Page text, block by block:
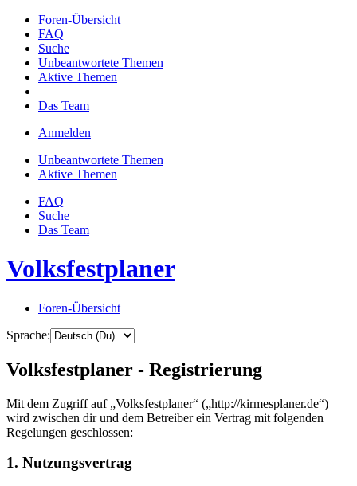
Foren-Übersicht
FAQ
Suche
Unbeantwortete Themen
Aktive Themen
Das Team
Anmelden
Unbeantwortete Themen
Aktive Themen
FAQ
Suche
Das Team
Volksfestplaner
Foren-Übersicht
Sprache:
Volksfestplaner - Registrierung
Mit dem Zugriff auf „Volksfestplaner“ („http://kirmesplaner.de“)
wird zwischen dir und dem Betreiber ein Vertrag mit folgenden
Regelungen geschlossen:
1. Nutzungsvertrag